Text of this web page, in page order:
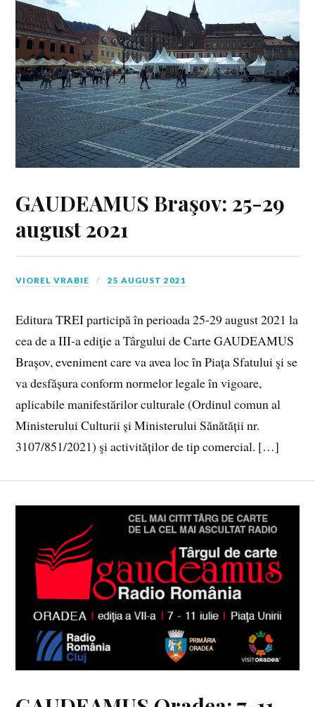
GAUDEAMUS Braşov: 25-29
august 2021
VIOREL VRABIE 25 AUGUST 2021
Editura TREI participă în perioada 25-29 august 2021 la
cea de a III-a ediţie a Târgului de Carte GAUDEAMUS
Brașov, eveniment care va avea loc în Piața Sfatului şi se
va desfășura conform normelor legale în vigoare,
aplicabile manifestărilor culturale (Ordinul comun al
Ministerului Culturii și Ministerului Sănătății nr.
3107/851/2021) şi activităților de tip comercial. […]